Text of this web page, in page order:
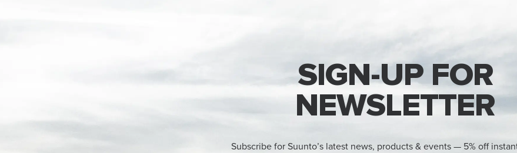
SIGN-UP FOR
NEWSLETTER
Subscribe for Suunto’s latest news, products & events — 5% off